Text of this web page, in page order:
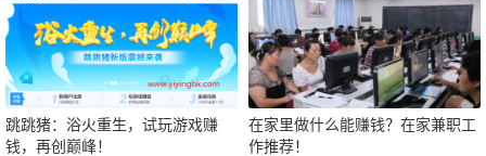
跳跳猪：浴火重生，试玩游戏赚
钱，再创巅峰！
在家里做什么能赚钱？在家兼职工
作推荐！